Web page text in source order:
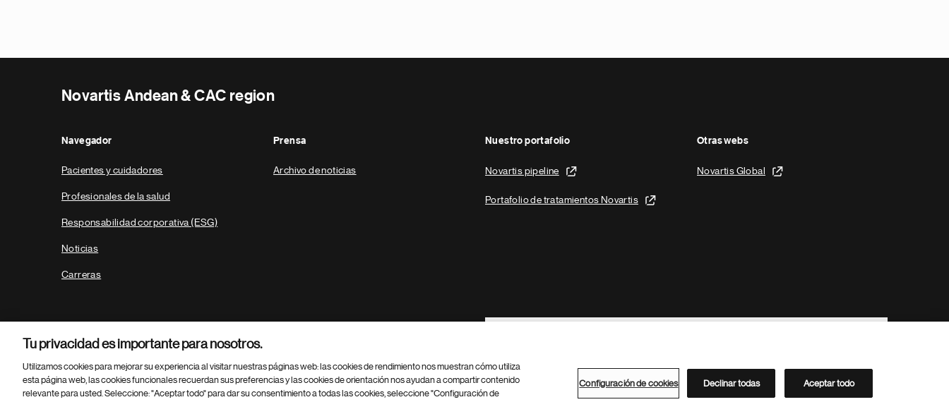
Novartis Andean & CAC region
Navegador
Pacientes y cuidadores
Profesionales de la salud
Responsabilidad corporativa (ESG)
Noticias
Carreras
Prensa
Archivo de noticias
Nuestro portafolio
Novartis pipeline
Portafolio de tratamientos Novartis
Otras webs
Novartis Global
Footer Site Search
Parte
© 2026 Novartis AG Directorio de Novartis
Tu privacidad es importante para nosotros.
Utilizamos cookies para mejorar su experiencia al visitar nuestras páginas web: las cookies de rendimiento nos muestran cómo utiliza
esta página web, las cookies funcionales recuerdan sus preferencias y las cookies de orientación nos ayudan a compartir contenido
relevante para usted. Seleccione: "Aceptar todo" para dar su consentimiento a todas las cookies, seleccione "Configuración de
Configuración de cookies Declinar todas Aceptar todo